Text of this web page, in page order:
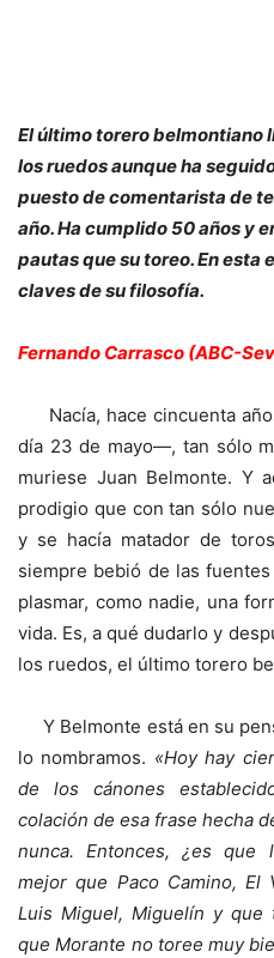
El último torero belmontiano
los ruedos aunque ha
puesto de comentarista de
año. Ha cumplido 50 años y
pautas que su toreo. En
claves de su filosofía.
Fernando Carrasco (ABC-
Nacía, hace cincuenta
día 23 de mayo—, tan sólo
muriese Juan Belmonte. Y
prodigio que con tan sólo
y se hacía matador de
siempre bebió de las
plasmar, como nadie, una
vida. Es, a qué dudarlo y
los ruedos, el último torero
Y Belmonte está en su
lo nombramos. «Hoy hay
de los cánones
colación de esa frase hecha
nunca. Entonces, ¿es que
mejor que Paco Camino, El
Luis Miguel, Miguelín y
que Morante no toree muy